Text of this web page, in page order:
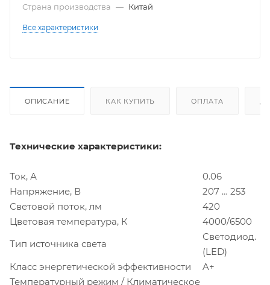
Страна производства — Китай
Все характеристики
ОПИСАНИЕ КАК КУПИТЬ ОПЛАТА
Технические характеристики:
Ток, А
0.06
Напряжение, В
207 … 253
Световой поток, лм
Цветовая температура, К
420
4000/6500
Тип источника света
Светодиод.
(LED)
Класс энергетической эффективности
A+
Температурный режим / Климатическое